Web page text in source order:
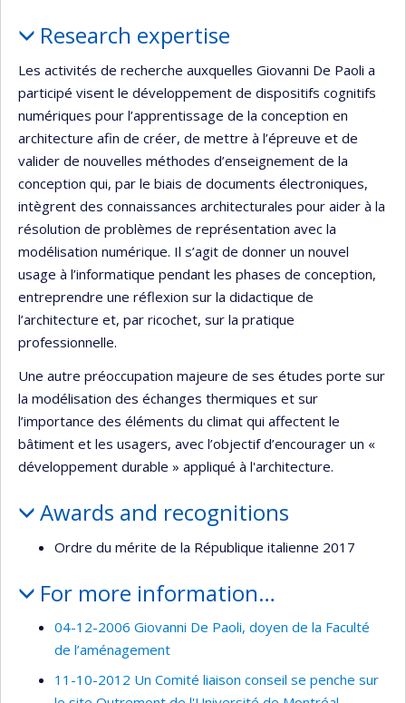
Research expertise
Les activités de recherche auxquelles Giovanni De Paoli a
participé visent le développement de dispositifs cognitifs
numériques pour l’apprentissage de la conception en
architecture afin de créer, de mettre à l’épreuve et de
valider de nouvelles méthodes d’enseignement de la
conception qui, par le biais de documents électroniques,
intègrent des connaissances architecturales pour aider à la
résolution de problèmes de représentation avec la
modélisation numérique. Il s’agit de donner un nouvel
usage à l’informatique pendant les phases de conception,
entreprendre une réflexion sur la didactique de
l’architecture et, par ricochet, sur la pratique
professionnelle.
Une autre préoccupation majeure de ses études porte sur
la modélisation des échanges thermiques et sur
l’importance des éléments du climat qui affectent le
bâtiment et les usagers, avec l’objectif d’encourager un «
développement durable » appliqué à l'architecture.
Awards and recognitions
Ordre du mérite de la République italienne 2017
For more information…
04-12-2006 Giovanni De Paoli, doyen de la Faculté
de l’aménagement
11-10-2012 Un Comité liaison conseil se penche sur